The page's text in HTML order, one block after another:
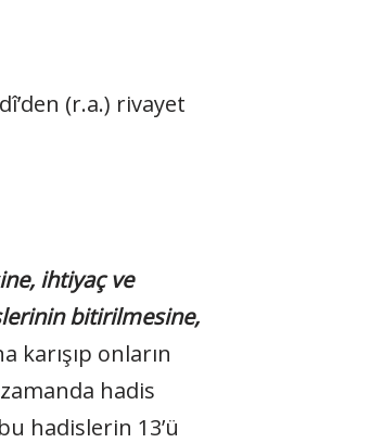
(r.a.) rivayet
ihtiyaç ve
bitirilmesine,
karışıp onların
zamanda hadis
hadislerin 13’ü